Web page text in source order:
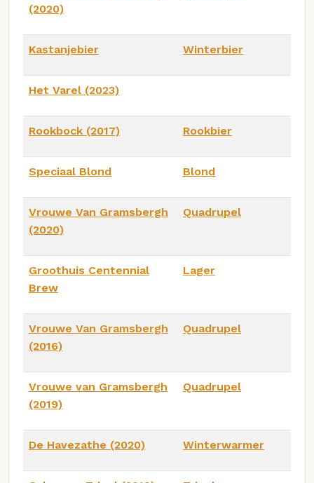
(2020)
Kastanjebier Winterbier
Het Varel (2023)
Rookbock (2017) Rookbier
Speciaal Blond Blond
Vrouwe Van Gramsbergh
(2020)
Quadrupel
Groothuis Centennial
Brew
Lager
Vrouwe Van Gramsbergh
(2016)
Quadrupel
Vrouwe van Gramsbergh
(2019)
Quadrupel
De Havezathe (2020) Winterwarmer